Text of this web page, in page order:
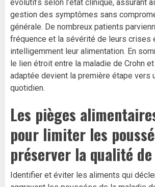
évolutifs selon l’état clinique, assurant
gestion des symptômes sans
générale. De nombreux patients
fréquence et la sévérité de leurs crises
intelligemment leur alimentation. En
le lien étroit entre la maladie de Crohn
adaptée devient la première étape vers
quotidien.
Les pièges
pour limiter les
préserver la qualité
Identifier et éviter les aliments qui